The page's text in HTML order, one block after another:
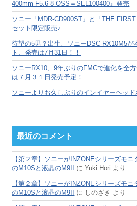
400mm F5.6-8 OSS＝SEL100400』発売
ソニー「MDR-CD900ST」と「THE
セット限定販売♪
待望の5男？出生、ソニーDSC-RX10M5が
ト、発売は7月31日！！
ソニーRX10、9年ぶりのFMCで進化を全
は７月３１日発売予定！
ソニーよりお久しぶりのインイヤーヘッド
最近のコメント
【第２章】ソニーがINZONEシリーズモ
のM10Sと液晶のM9II
にYuki Hori より
【第２章】ソニーがINZONEシリーズモ
のM10Sと液晶のM9II
に しのざき より